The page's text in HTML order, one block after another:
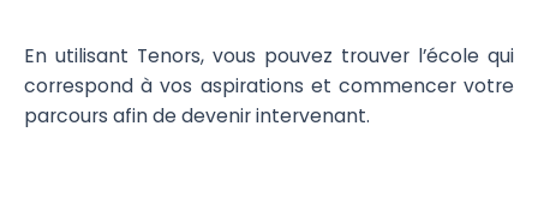
En utilisant Tenors, vous pouvez trouver l’école qui
correspond à vos aspirations et commencer votre
parcours afin de devenir intervenant.